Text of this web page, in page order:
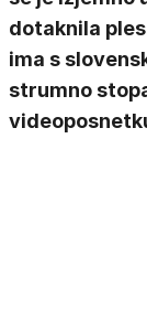
dotaknila
ima s
strumno